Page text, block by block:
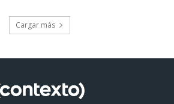
Cargar más